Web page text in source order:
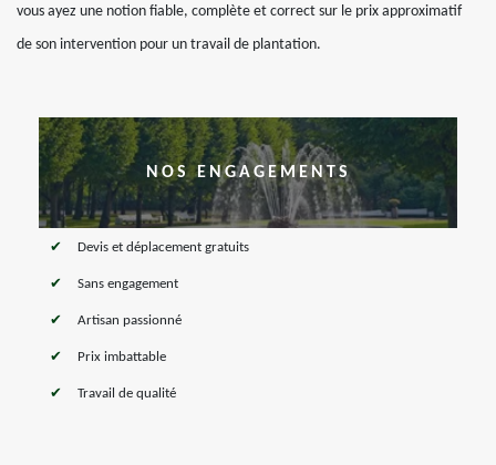
vous ayez une notion fiable, complète et correct sur le prix approximatif
de son intervention pour un travail de plantation.
NOS ENGAGEMENTS
Devis et déplacement gratuits
Sans engagement
Artisan passionné
Prix imbattable
Travail de qualité